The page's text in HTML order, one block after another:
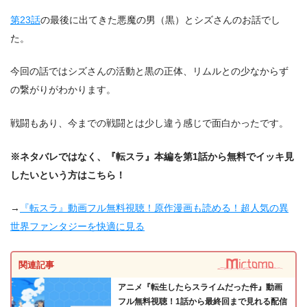
第23話の最後に出てきた悪魔の男（黒）とシズさんのお話でし
た。
今回の話ではシズさんの活動と黒の正体、リムルとの少なからず
の繋がりがわかります。
戦闘もあり、今までの戦闘とは少し違う感じで面白かったです。
※ネタバレではなく、『転スラ』本編を第1話から無料でイッキ見
したいという方はこちら！
→
『転スラ』動画フル無料視聴！原作漫画も読める！超人気の異
世界ファンタジーを快適に見る
関連記事
アニメ『転生したらスライムだった件』動画
フル無料視聴！1話から最終回まで見れる配信